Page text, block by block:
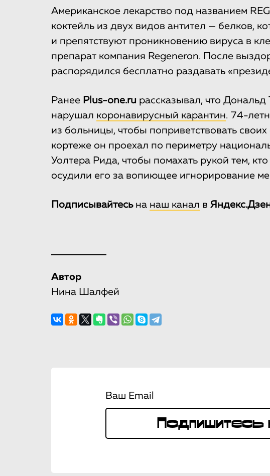
Американское лекарство под названием
коктейль из двух видов антител — белков,
и препятствуют проникновению вируса в
препарат компания Regeneron. После
распорядился бесплатно раздавать
Ранее Plus-one.ru рассказывал, что
нарушал коронавирусный карантин. 74-
из больницы, чтобы поприветствовать
кортеже он проехал по периметру
Уолтера Рида, чтобы помахать рукой тем,
осудили его за вопиющее игнорирование
Подписывайтесьна наш канал в
Автор
Нина Шалфей
Ваш Email